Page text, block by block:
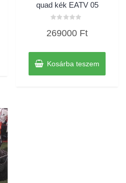
quad kék EATV 05
0
269000 Ft
Kosárba teszem